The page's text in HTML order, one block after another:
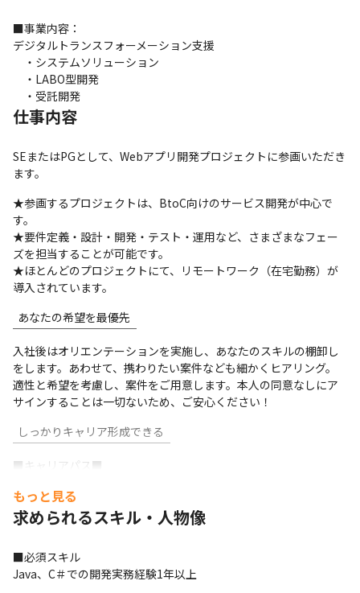
■事業内容：
デジタルトランスフォーメーション支援
・システムソリューション
・LABO型開発
・受託開発
仕事内容
SEまたはPGとして、Webアプリ開発プロジェクトに参画いただき
ます。
★参画するプロジェクトは、BtoC向けのサービス開発が中心で
す。
★要件定義・設計・開発・テスト・運用など、さまざまなフェー
ズを担当することが可能です。
★ほとんどのプロジェクトにて、リモートワーク（在宅勤務）が
導入されています。
￣￣￣￣￣￣￣￣￣￣￣
入社後はオリエンテーションを実施し、あなたのスキルの棚卸し
をします。あわせて、携わりたい案件なども細かくヒアリング。
適性と希望を考慮し、案件をご用意します。本人の同意なしにア
サインすることは一切ないため、ご安心ください！
￣￣￣￣￣￣￣￣￣￣￣￣￣￣
■キャリアパス■
んでいただけます。
■評価制度■
達成に向けたアドバイスはもちろん、目標の立て方からしっかり
サポートします。
もっと見る
求められるスキル・人物像
■必須スキル
Java、C＃での開発実務経験1年以上